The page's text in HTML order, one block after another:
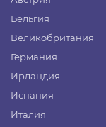
Бельгия
Великобритания
Германия
Ирландия
Испания
Италия